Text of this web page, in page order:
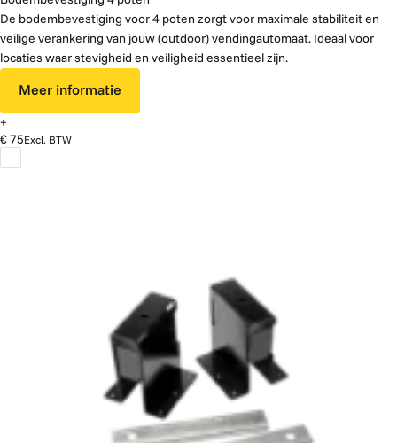
De bodembevestiging voor 4 poten zorgt voor maximale stabiliteit en
veilige verankering van jouw (outdoor) vendingautomaat. Ideaal voor
locaties waar stevigheid en veiligheid essentieel zijn.
Meer informatie
+
€ 75Excl. BTW